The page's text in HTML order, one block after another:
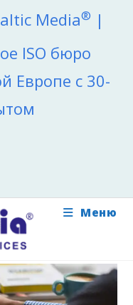
Media® |
ISO бюро
Европе с 30-
Меню